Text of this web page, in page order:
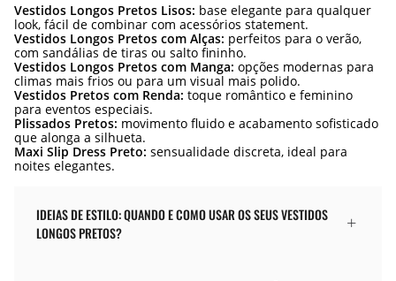
Vestidos Longos Pretos Lisos: base elegante para qualquer
look, fácil de combinar com acessórios statement.
Vestidos Longos Pretos com Alças: perfeitos para o verão,
com sandálias de tiras ou salto fininho.
Vestidos Longos Pretos com Manga: opções modernas para
climas mais frios ou para um visual mais polido.
Vestidos Pretos com Renda: toque romântico e feminino
para eventos especiais.
Plissados Pretos: movimento fluido e acabamento sofisticado
que alonga a silhueta.
Maxi Slip Dress Preto: sensualidade discreta, ideal para
noites elegantes.
IDEIAS DE ESTILO: QUANDO E COMO USAR OS SEUS VESTIDOS
LONGOS PRETOS?